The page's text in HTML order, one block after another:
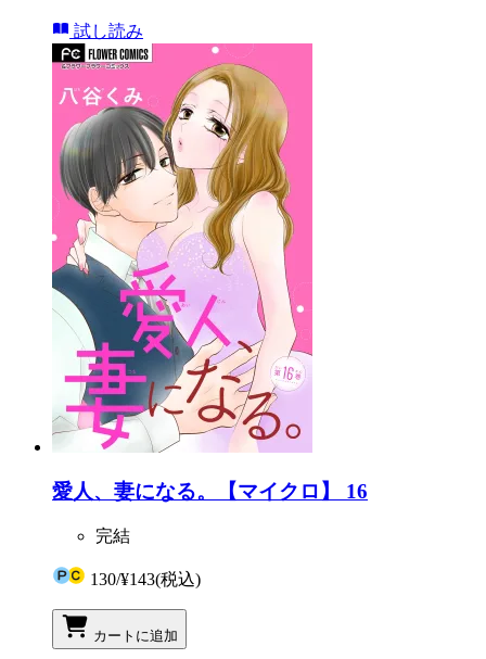
試し読み
愛人、妻になる。【マイクロ】 16
完結
130/¥143(税込)
カートに追加